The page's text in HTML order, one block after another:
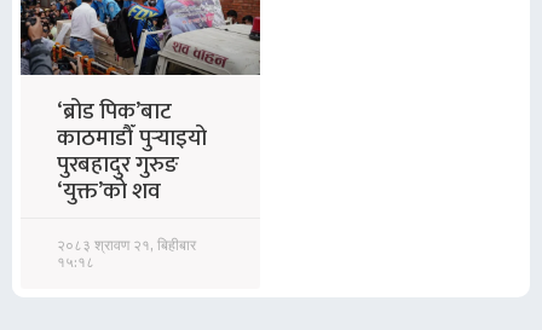
‘ब्रोड पिक’बाट
काठमाडौँ पुर्‍याइयो
पुरबहादुर गुरुङ
‘युक्त’को शव
२०८३ श्रावण २१, बिहीबार
१५:१८